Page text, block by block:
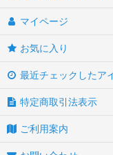
マイページ
お気に入り
最近チェックしたア
特定商取引法表示
ご利用案内